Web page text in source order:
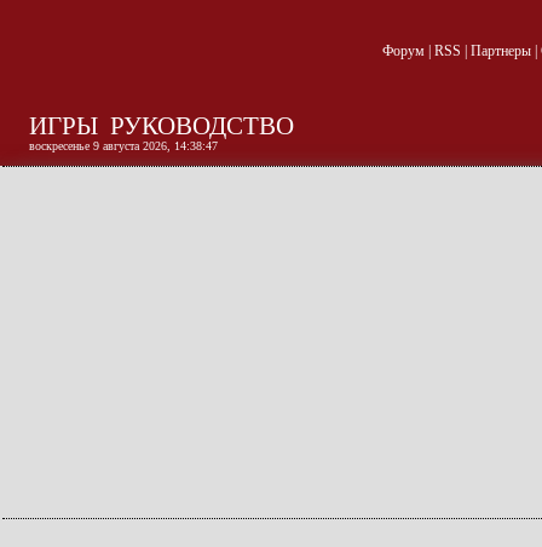
Форум| RSS Партнеры|
ИГРЫ РУКОВОДСТВО
воскресенье 9 августа 2026, 14:38:48